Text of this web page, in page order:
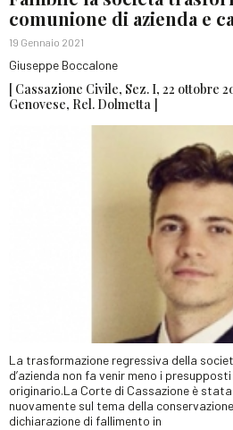
comunione di azienda e
19 Gennaio 2021
Giuseppe Boccalone
[ Cassazione Civile, Sez. I, 22 ottobre
Genovese, Rel. Dolmetta ]
La trasformazione regressiva della
d’azienda non fa venir meno i
originario.La Corte di Cassazione è
nuovamente sul tema della
dichiarazione di fallimento in